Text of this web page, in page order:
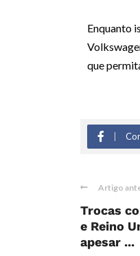
Enquanto
que
Artigo
Trocas
e Reino
apesar ...